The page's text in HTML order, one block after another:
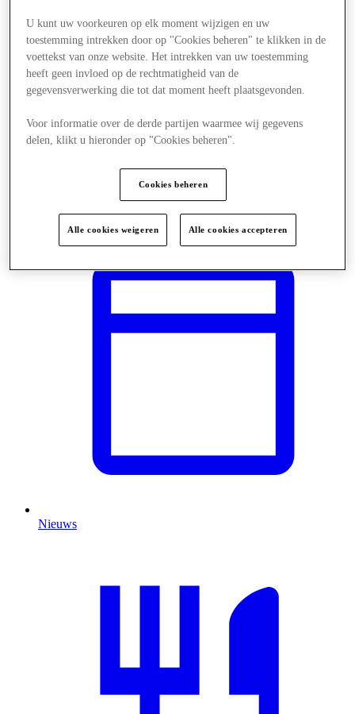
Nieuws
U kunt uw voorkeuren op elk moment wijzigen en uw
toestemming intrekken door op "Cookies beheren" te klikken in de
voettekst van onze website. Het intrekken van uw toestemming
heeft geen invloed op de rechtmatigheid van de
gegevensverwerking die tot dat moment heeft plaatsgevonden.
Voor informatie over de derde partijen waarmee wij gegevens
delen, klikt u hieronder op "Cookies beheren".
Cookies beheren
Alle cookies weigeren Alle cookies accepteren